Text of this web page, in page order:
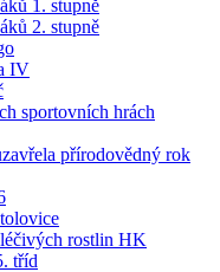
1. stupně
2. stupně
IV
sportovních hrách
přírodovědný rok
rostlin HK
tříd